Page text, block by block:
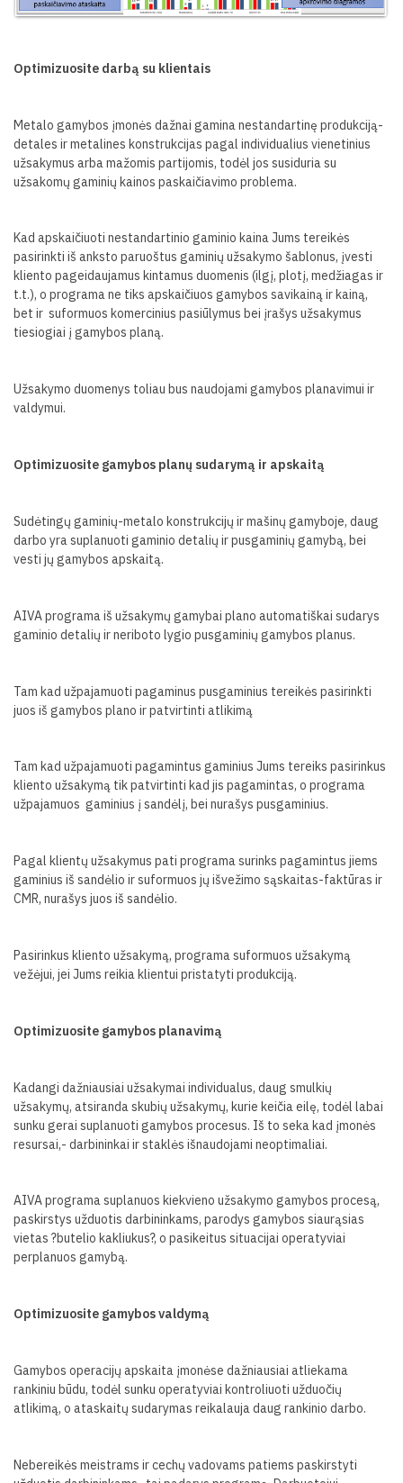
Optimizuosite darbą su klientais
Metalo gamybos įmonės dažnai gamina nestandartinę produkciją-
detales ir metalines konstrukcijas pagal individualius vienetinius
užsakymus arba mažomis partijomis, todėl jos susiduria su
užsakomų gaminių kainos paskaičiavimo problema.
Kad apskaičiuoti nestandartinio gaminio kaina Jums tereikės
pasirinkti iš anksto paruoštus gaminių užsakymo šablonus, įvesti
kliento pageidaujamus kintamus duomenis (ilgį, plotį, medžiagas ir
t.t.), o programa ne tiks apskaičiuos gamybos savikainą ir kainą,
bet ir suformuos komercinius pasiūlymus bei įrašys užsakymus
tiesiogiai į gamybos planą.
Užsakymo duomenys toliau bus naudojami gamybos planavimui ir
valdymui.
Optimizuosite gamybos planų sudarymą ir apskaitą
Sudėtingų gaminių-metalo konstrukcijų ir mašinų gamyboje, daug
darbo yra suplanuoti gaminio detalių ir pusgaminių gamybą, bei
vesti jų gamybos apskaitą.
AIVA programa iš užsakymų gamybai plano automatiškai sudarys
gaminio detalių ir neriboto lygio pusgaminių gamybos planus.
Tam kad užpajamuoti pagaminus pusgaminius tereikės pasirinkti
juos iš gamybos plano ir patvirtinti atlikimą
Tam kad užpajamuoti pagamintus gaminius Jums tereiks pasirinkus
kliento užsakymą tik patvirtinti kad jis pagamintas, o programa
užpajamuos gaminius į sandėlį, bei nurašys pusgaminius.
Pagal klientų užsakymus pati programa surinks pagamintus jiems
gaminius iš sandėlio ir suformuos jų išvežimo sąskaitas-faktūras ir
CMR, nurašys juos iš sandėlio.
Pasirinkus kliento užsakymą, programa suformuos užsakymą
vežėjui, jei Jums reikia klientui pristatyti produkciją.
Optimizuosite gamybos planavimą
Kadangi dažniausiai užsakymai individualus, daug smulkių
užsakymų, atsiranda skubių užsakymų, kurie keičia eilę, todėl labai
sunku gerai suplanuoti gamybos procesus. Iš to seka kad įmonės
resursai,- darbininkai ir staklės išnaudojami neoptimaliai.
AIVA programa suplanuos kiekvieno užsakymo gamybos procesą,
paskirstys užduotis darbininkams, parodys gamybos siaurąsias
vietas ?butelio kakliukus?, o pasikeitus situacijai operatyviai
perplanuos gamybą.
Optimizuosite gamybos valdymą
Gamybos operacijų apskaita įmonėse dažniausiai atliekama
rankiniu būdu, todėl sunku operatyviai kontroliuoti užduočių
atlikimą, o ataskaitų sudarymas reikalauja daug rankinio darbo.
Nebereikės meistrams ir cechų vadovams patiems paskirstyti